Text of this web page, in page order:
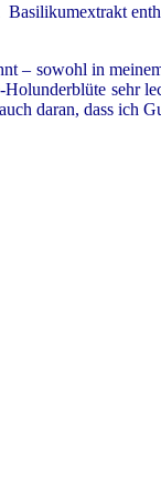
– sowohl in
sehr
daran, dass ich